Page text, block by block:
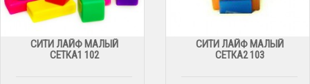
СИТИ ЛАЙФ МАЛЫЙ
СЕТКА1 102
СИТИ ЛАЙФ МАЛЫЙ
СЕТКА2 103